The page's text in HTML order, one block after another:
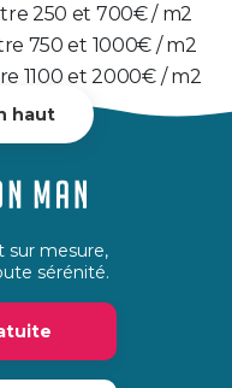
250 et 700€ / m2
750 et 1000€ / m2
1100 et 2000€ / m2
haut
sur mesure,
sérénité.